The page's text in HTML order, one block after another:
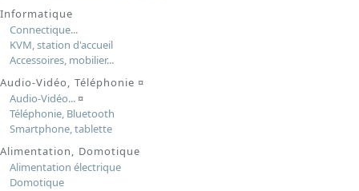
Informatique
Connectique...
KVM, station d'accueil
Accessoires, mobilier...
Audio-Vidéo, Téléphonie ¤
Audio-Vidéo...¤
Téléphonie, Bluetooth
Smartphone, tablette
Alimentation, Domotique
Alimentation électrique
Domotique